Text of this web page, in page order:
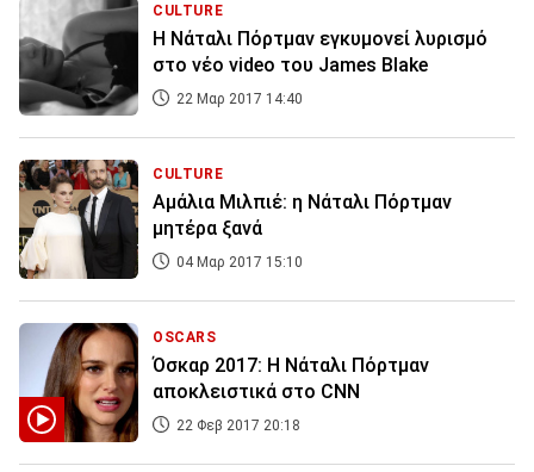
CULTURE
Η Νάταλι Πόρτμαν εγκυμονεί λυρισμό
στο νέο video του James Blake
22 Μαρ 2017 14:40
CULTURE
Αμάλια Μιλπιέ: η Nάταλι Πόρτμαν
μητέρα ξανά
04 Μαρ 2017 15:10
OSCARS
Όσκαρ 2017: Η Νάταλι Πόρτμαν
αποκλειστικά στο CNN
22 Φεβ 2017 20:18